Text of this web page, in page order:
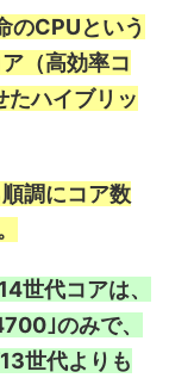
のCPUという
（高効率コ
たハイブリッ
調にコア数
世代コアは、
｣のみで、
世代よりも